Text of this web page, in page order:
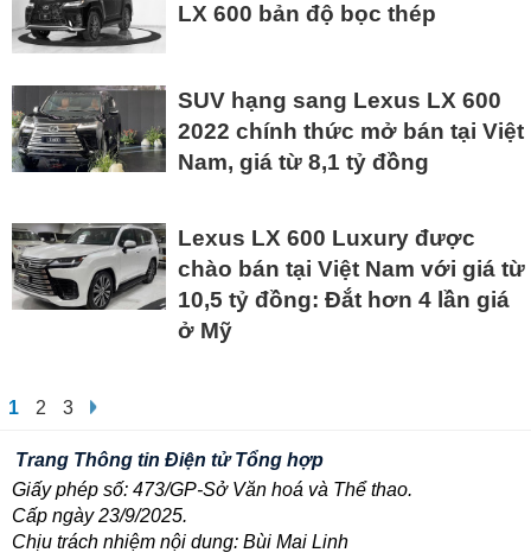
LX 600 bản độ bọc thép
SUV hạng sang Lexus LX 600
2022 chính thức mở bán tại Việt
Nam, giá từ 8,1 tỷ đồng
Lexus LX 600 Luxury được
chào bán tại Việt Nam với giá từ
10,5 tỷ đồng: Đắt hơn 4 lần giá
ở Mỹ
1 2 3
Trang Thông tin Điện tử Tổng hợp
Giấy phép số: 473/GP-Sở Văn hoá và Thể thao.
Cấp ngày 23/9/2025.
Chịu trách nhiệm nội dung: Bùi Mai Linh